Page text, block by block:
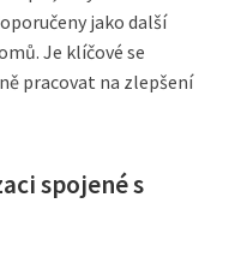
jako další
Je klíčové se
pracovat na zlepšení
spojené s